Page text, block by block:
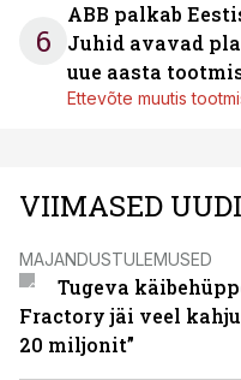
6
ABB palkab
Juhid avavad
uue aasta
Ettevõte muutis
VIIMASED
MAJANDUSTULEMUSED
Tugeva
Fractory jäi veel
20 miljonit”